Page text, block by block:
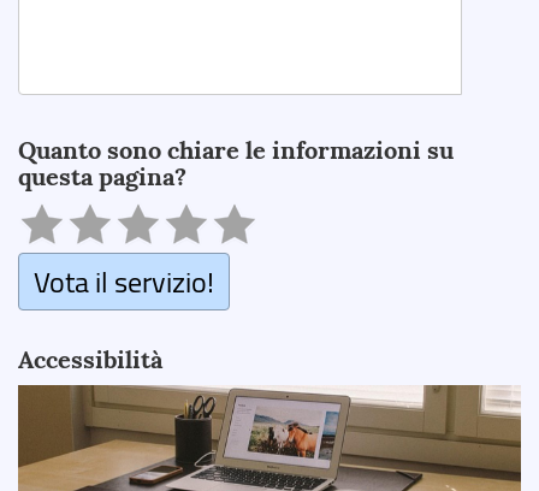
Quanto sono chiare le informazioni su
questa pagina?
Vota il servizio!
Accessibilità